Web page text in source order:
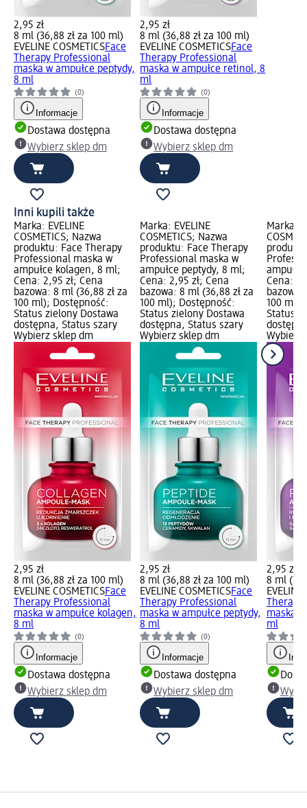
2,95 zł
8 ml (36,88 zł za 100 ml)
EVELINE COSMETICSFace
Therapy Professional
maska w ampułce peptydy,
8 ml
(0)
Informacje
Dostawa dostępna
Wybierz sklep dm
2,95 zł
8 ml (36,88 zł za 100 ml)
EVELINE COSMETICSFace
Therapy Professional
maska w ampułce retinol, 8
ml
(0)
Informacje
Dostawa dostępna
Wybierz sklep dm
Inni kupili także
Marka: EVELINE
COSMETICS; Nazwa
produktu: Face Therapy
Professional maska w
ampułce kolagen, 8 ml;
Cena: 2,95 zł; Cena
bazowa: 8 ml (36,88 zł za
100 ml); Dostępność:
Status zielony Dostawa
dostępna, Status szary
Wybierz sklep dm
2,95 zł
8 ml (36,88 zł za 100 ml)
EVELINE COSMETICSFace
Therapy Professional
maska w ampułce kolagen,
8 ml
(0)
Informacje
Dostawa dostępna
Wybierz sklep dm
Marka: EVELINE
COSMETICS; Nazwa
produktu: Face Therapy
Professional maska w
ampułce peptydy, 8 ml;
Cena: 2,95 zł; Cena
bazowa: 8 ml (36,88 zł za
100 ml); Dostępność:
Status zielony Dostawa
dostępna, Status szary
Wybierz sklep dm
2,95 zł
8 ml (36,88 zł za 100 ml)
EVELINE COSMETICSFace
Therapy Professional
maska w ampułce peptydy,
8 ml
(0)
Informacje
Dostawa dostępna
Wybierz sklep dm
Marka:
Cena:
bazowa:
100 ml);
Status
Wybierz
2,95 zł
8 ml
EVELINE
maska
ml